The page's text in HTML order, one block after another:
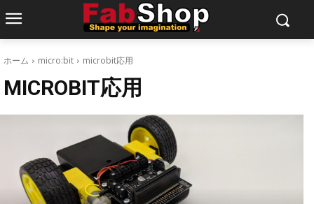
ホーム micro:bit microbit応用
MICROBIT応用